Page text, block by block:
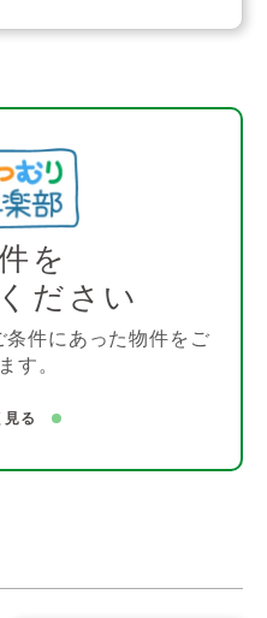
を
ださい
条件にあった物件をご
す。
見る